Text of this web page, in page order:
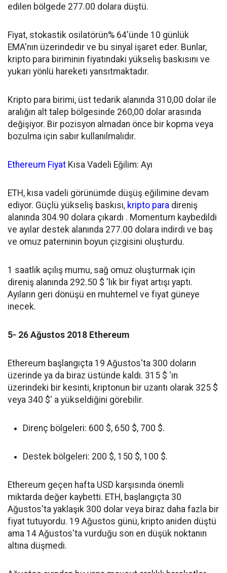
edilen bölgede 277.00 dolara düştü.
Fiyat, stokastik osilatörün% 64'ünde 10 günlük
EMA'nın üzerindedir ve bu sinyal işaret eder. Bunlar,
kripto para biriminin fiyatındaki yükseliş baskısını ve
yukarı yönlü hareketi yansıtmaktadır.
Kripto para birimi, üst tedarik alanında 310,00 dolar ile
aralığın alt talep bölgesinde 260,00 dolar arasında
değişiyor. Bir pozisyon almadan önce bir kopma veya
bozulma için sabır kullanılmalıdır.
Ethereum Fiyat Kısa Vadeli Eğilim: Ayı
ETH, kısa vadeli görünümde düşüş eğilimine devam
ediyor. Güçlü yükseliş baskısı, kripto para direniş
alanında 304.90 dolara çıkardı . Momentum kaybedildi
ve ayılar destek alanında 277.00 dolara indirdi ve baş
ve omuz paterninin boyun çizgisini oluşturdu.
1 saatlik açılış mumu, sağ omuz oluşturmak için
direniş alanında 292.50 $ 'lık bir fiyat artışı yaptı.
Ayıların geri dönüşü en muhtemel ve fiyat güneye
inecek.
5- 26 Ağustos 2018 Ethereum
Ethereum başlangıçta 19 Ağustos'ta 300 doların
üzerinde ya da biraz üstünde kaldı. 315 $ 'ın
üzerindeki bir kesinti, kriptonun bir uzantı olarak 325 $
veya 340 $' a yükseldiğini görebilir.
Direnç bölgeleri: 600 $, 650 $, 700 $.
Destek bölgeleri: 200 $, 150 $, 100 $.
Ethereum geçen hafta USD karşısında önemli
miktarda değer kaybetti. ETH, başlangıçta 30
Ağustos'ta yaklaşık 300 dolar veya biraz daha fazla bir
fiyat tutuyordu. 19 Ağustos günü, kripto aniden düştü
ama 14 Ağustos'ta vurduğu son en düşük noktanın
altına düşmedi.